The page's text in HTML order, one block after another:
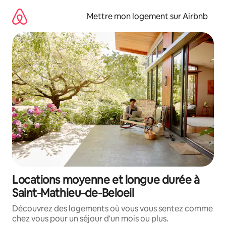
directement
contenu
Mettre mon logement sur Airbnb
Locations moyenne et longue durée à
Saint-Mathieu-de-Beloeil
Découvrez des logements où vous vous sentez comme
chez vous pour un séjour d'un mois ou plus.